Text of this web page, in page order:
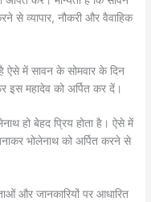
से व्यापार, नौकरी और वैवाहिक
ऐसे में सावन के सोमवार के दिन
महादेव को अर्पित कर दें।
हो बेहद प्रिय होता है। ऐसे में
भोलेनाथ को अर्पित करने से
और जानकारियों पर आधारित